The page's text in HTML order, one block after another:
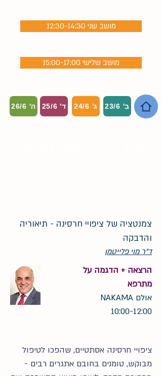
12:30-14:30 מושב שני
15:00-17:00 מושב שלישי
ה' 26/6 ד' 25/6 ג' 24/6 ב' 23/6
צמנטציה של ציפויי חרסינה - תיאוריה
והדבקה
ד"ר מוי פלייטמן
הרצאה + הדגמה על
מתרפא
אולם NAKAMA
10:00-12:00
ציפויי חרסינה אסתטיים, שהפכו לטיפול
מבוקש, טומנים בחובם אתגרים רבים -